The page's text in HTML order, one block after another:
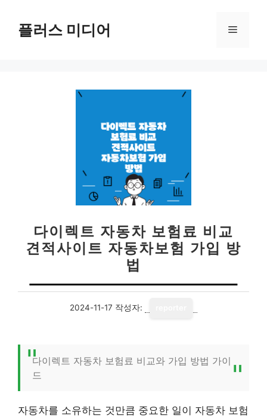
플러스 미디어 메
다이렉트 자동차 보험료 비교
견적사이트 자동차보험 가입 방
법
2024-11-17 작성자:
다이렉트 자동차 보험료 비교와 가입 방법 가이
드
자동차를 소유하는 것만큼 중요한 일이 자동차 보험